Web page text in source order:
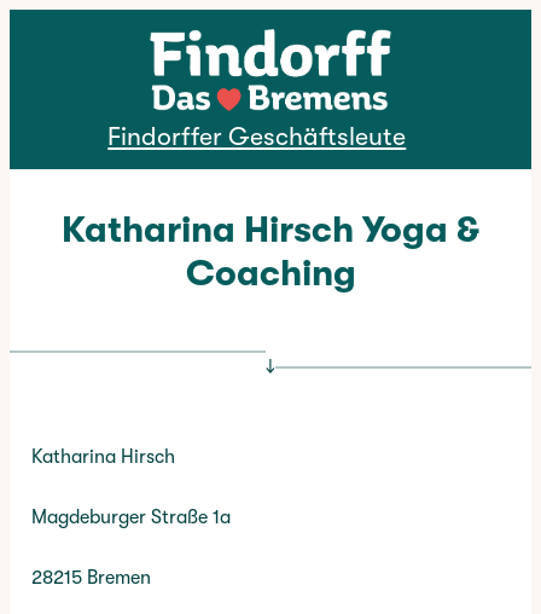
Direkt zum Inhalt
Findorffer Geschäftsleute
Katharina Hirsch Yoga &
Coaching
↓
Katharina Hirsch
Magdeburger Straße 1a
28215 Bremen